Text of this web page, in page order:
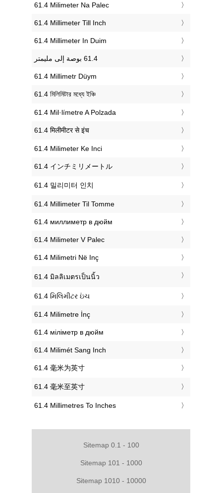
‎61.4 Milimeter Na Palec
‎61.4 Millimeter Till Inch
‎61.4 Millimeter In Duim
‎61.4 Millimetr Düym
‎61.4 মিলিমিটার মধ্যে ইঞ্চি
‎61.4 Mil·límetre A Polzada
‎61.4 मिलीमीटर से इंच
‎61.4 Milimeter Ke Inci
‎61.4 インチミリメートル
‎61.4 밀리미터 인치
‎61.4 Millimeter Til Tomme
‎61.4 миллиметр в дюйм
‎61.4 Milimeter V Palec
‎61.4 Milimetri Në Inç
‎61.4 มิลลิเมตรเป็นนิ้ว
‎61.4 મિલિમીટર ઇંચ
‎61.4 Milimetre İnç
‎61.4 міліметр в дюйм
‎61.4 Milimét Sang Inch
‎61.4 毫米为英寸
‎61.4 毫米至英寸
‎61.4 Millimetres To Inches
Sitemap 0.1 - 100
Sitemap 101 - 1000
Sitemap 1010 - 10000